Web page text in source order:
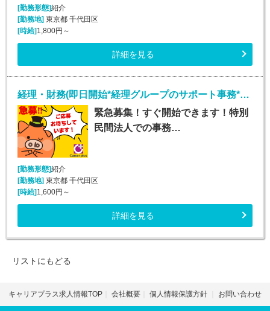
[勤務形態]紹介
[勤務地]東京都 千代田区
[時給]1,800円～
詳細を見る
経理・財務(即日開始*経理グループのサポート事務*平日週5日)
緊急募集！すぐ開始できます！特別
民間法人での事務…
[勤務形態]紹介
[勤務地] 東京都 千代田区
[時給] 1,600円～
詳細を見る
リストにもどる
キャリアプラス求人情報TOP 会社概要 個人情報保護方針 お問い合わせ